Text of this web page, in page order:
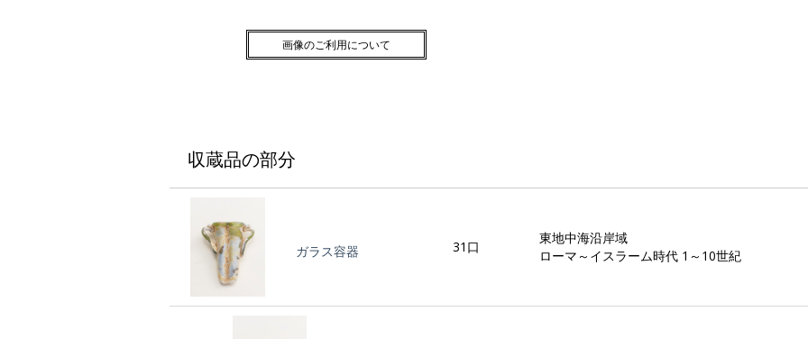
画像のご利用について
収蔵品の部分
ガラス容器 31口
東地中海沿岸域
ローマ～イスラーム時代 1～10世紀